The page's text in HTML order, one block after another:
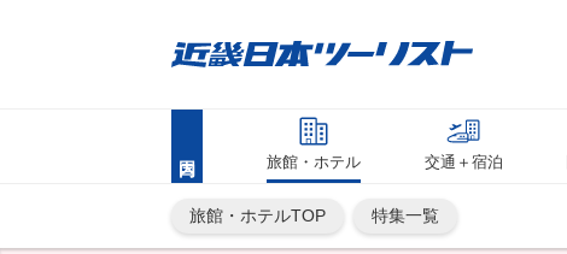
旅館・ホテル 交通＋宿泊
旅館・ホテルTOP 特集一覧